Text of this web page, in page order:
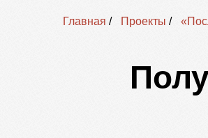
Главная / Проекты /